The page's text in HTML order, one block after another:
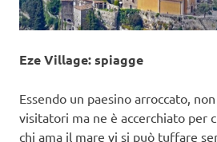
Eze Village: spiagge
Essendo un paesino arroccato,
visitatori ma ne è accerchiato per
chi ama il mare vi si può tuffare